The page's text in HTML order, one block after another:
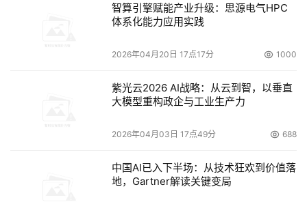
智算引擎赋能产业升级：思源电气HPC
体系化能力应用实践
2026年04月20日 17点17分 1000
紫光云2026 AI战略：从云到智，以垂直
大模型重构政企与工业生产力
2026年04月03日 17点49分 688
中国AI已入下半场：从技术狂欢到价值落
地，Gartner解读关键变局